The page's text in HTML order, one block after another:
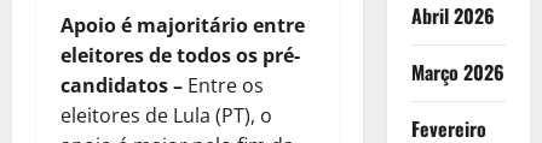
Apoio é majoritário entre
eleitores de todos os pré-
candidatos– Entre os
eleitores de Lula (PT), o
Abril 2026
Março 2026
Fevereiro